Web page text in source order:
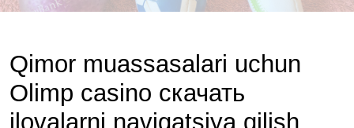
Qimor muassasalari uchun
Olimp casino скачать
ilovalarni navigatsiya qilish